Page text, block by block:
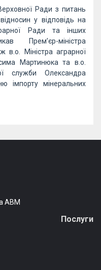
Ради з питань
у відповідь на
Ради та інших
Прем’єр-міністра
в.о. Міністра аграрної
Мартинюка та в.о.
служби Олександра
імпорту мінеральних
АВМ
Послуги